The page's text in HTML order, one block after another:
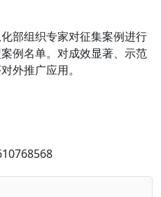
部组织专家对征集案例进行
例名单。对成效显著、示范
外推广应用。